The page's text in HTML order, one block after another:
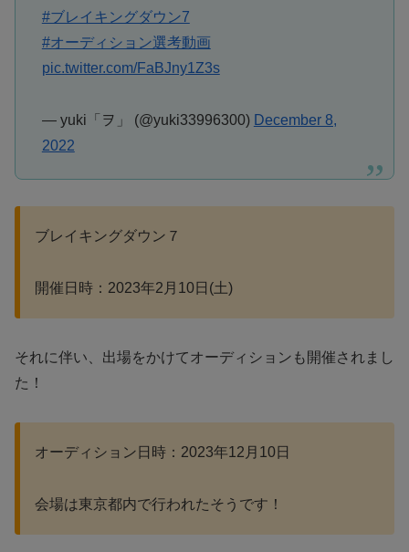
#ブレイキングダウン7
#オーディション選考動画
pic.twitter.com/FaBJny1Z3s
— yuki「ヲ」 (@yuki33996300) December 8,
2022
ブレイキングダウン７
開催日時：2023年2月10日(土)
それに伴い、出場をかけてオーディションも開催されまし
た！
オーディション日時：2023年12月10日
会場は東京都内で行われたそうです！